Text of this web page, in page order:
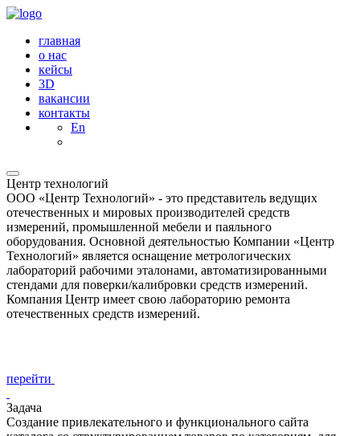
главная
о нас
кейсы
3D
вакансии
контакты
En
Центр технологий
ООО «Центр Технологий» - это представитель ведущих
отечественных и мировых производителей средств
измерений, промышленной мебели и паяльного
оборудования. Основной деятельностью Компании «Центр
Технологий» является оснащение метрологических
лабораторий рабочими эталонами, автоматизированными
стендами для поверки/калибровки средств измерений.
Компания Центр имеет свою лабораторию ремонта
отечественных средств измерений.
перейти
Задача
Создание привлекательного и функционального сайта